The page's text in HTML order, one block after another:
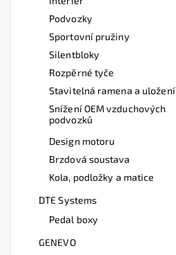
Podvozky
Sportovní pružiny
Silentbloky
Rozpěrné tyče
Stavitelná ramena a uložení
Snížení OEM vzduchových
podvozků
Design motoru
Brzdová soustava
Kola, podložky a matice
DTE Systems
Pedal boxy
GENEVO